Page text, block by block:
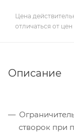
Цена
отличаться от
Описание
створок при